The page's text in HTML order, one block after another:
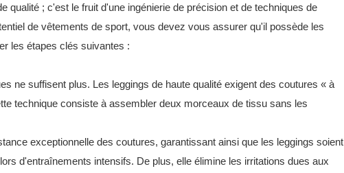
; c'est le fruit d'une ingénierie de précision et de techniques de
de vêtements de sport, vous devez vous assurer qu'il possède les
les étapes clés suivantes :
ne suffisent plus. Les leggings de haute qualité exigent des coutures « à
technique consiste à assembler deux morceaux de tissu sans les
exceptionnelle des coutures, garantissant ainsi que les leggings soient
d'entraînements intensifs. De plus, elle élimine les irritations dues aux